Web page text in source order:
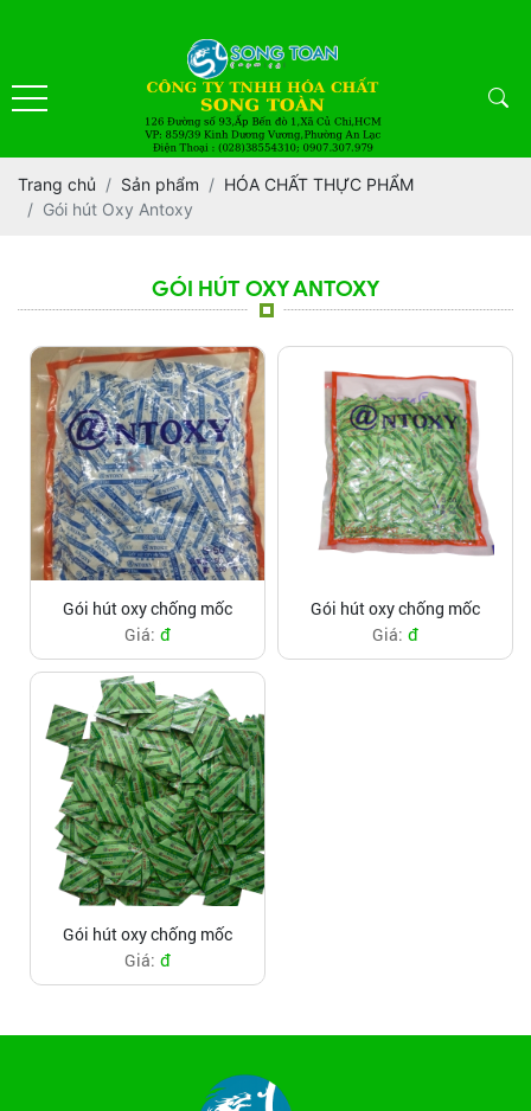
Trang chủ Sản phẩm
HÓA CHẤT THỰC PHẨM
Gói hút Oxy Antoxy
GÓI HÚT OXY ANTOXY
Gói hút oxy chống mốc
Giá: đ
Gói hút oxy chống mốc
Giá: đ
Gói hút oxy chống mốc
Giá: đ